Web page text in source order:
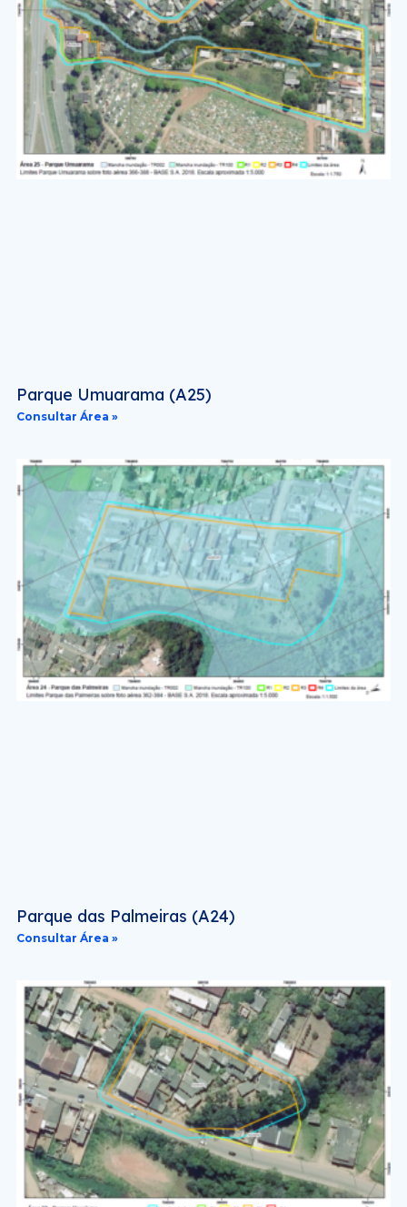
Parque Umuarama (A25)
Consultar Área »
Parque das Palmeiras (A24)
Consultar Área »